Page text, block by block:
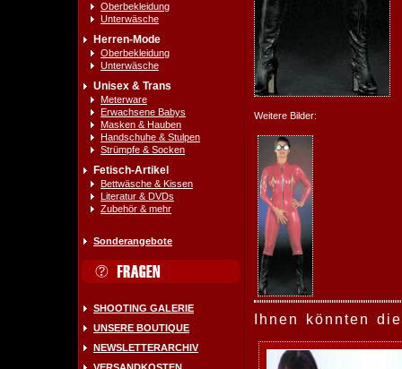
Oberbekleidung
Unterwäsche
Herren-Mode
Oberbekleidung
Unterwäsche
Unisex & Trans
Meterware
Erwachsene Babys
Masken & Hauben
Handschuhe & Stulpen
Strümpfe & Socken
Fetisch-Artikel
Bettwäsche & Kissen
Literatur & DVDs
Zubehör & mehr
Sonderangebote
SHOOTING GALERIE
UNSERE BOUTIQUE
NEWSLETTERARCHIV
Weitere Bilder:
Ihnen könnten